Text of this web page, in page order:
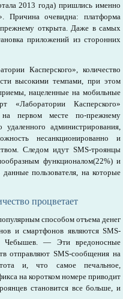
2013 года) пришлись именно
Причина очевидна: платформа
прежнему открыта. Даже в самых
приложений из сторонних
Касперского», количество
высокими темпами, при этом
нацеленные на мобильные
«Лаборатории Касперского»
первом месте по-прежнему
администрирования,
несанкционированно и
Следом идут SMS-троянцы
функционалом(22%) и
пользователя, на которые
процветает
способом отъема денег
и смартфонов являются SMS-
Чебышев. — Эти вредоносные
отправляют SMS-сообщения на
и, что самое печальное,
на коротком номере приводит
становится все больше, и